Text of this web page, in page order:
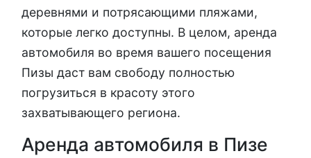
деревнями и потрясающими пляжами,
которые легко доступны. В целом, аренда
автомобиля во время вашего посещения
Пизы даст вам свободу полностью
погрузиться в красоту этого
захватывающего региона.
Аренда автомобиля в Пизе